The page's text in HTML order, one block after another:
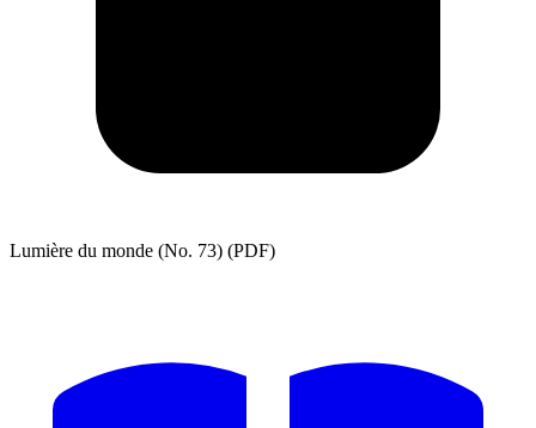
Lumière du monde (No. 73) (PDF)